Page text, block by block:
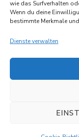
wie das Surfverhalten
Wenn du deine
bestimmte Merkmale
Dienste verwalten
Ing.